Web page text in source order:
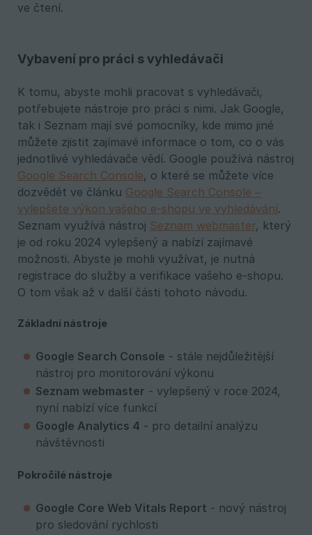
ve čtení.
Vybavení pro práci s vyhledávači
K tomu, abyste mohli pracovat s vyhledávači,
potřebujete nástroje pro práci s nimi. Jak Google,
tak i Seznam mají své pomocníky, kde mimo jiné
můžete zjistit zajímavé informace o tom, co o vás
jednotlivé vyhledávače vědí. Google používá nástroj
Google Search Console, o které se můžete více
dozvědět ve článku Google Search Console –
vylepšete výkon vašeho e-shopu ve vyhledávání.
Seznam využívá nástroj Seznam webmaster, který
je od roku 2024 vylepšený a nabízí zajímavé
možnosti. Abyste je mohli využívat, je nutná
registrace do služby a verifikace vašeho e-shopu.
O tom však až v další části tohoto návodu.
Základní nástroje
Google Search Console - stále nejdůležitější
nástroj pro monitorování výkonu
Seznam webmaster - vylepšený v roce 2024,
nyní nabízí více funkcí
Google Analytics 4 - pro detailní analýzu
návštěvnosti
Pokročilé nástroje
Google Core Web Vitals Report - nový nástroj
pro sledování rychlosti